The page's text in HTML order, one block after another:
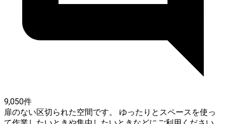
9,050件
扉のない区切られた空間です。 ゆったりとスペースを使っ